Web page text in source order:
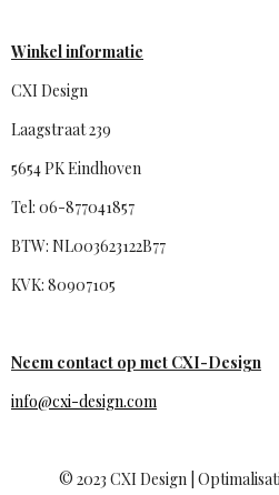
b
o
k
u
e
o
Winkel informatie
CXI Design
Laagstraat 239
5654 PK Eindhoven
Tel: 06-877041857
BTW: NL003623122B77
KVK: 80907105
Neem contact op met CXI-Design
info@cxi-design.com
© 2023 CXI Design |